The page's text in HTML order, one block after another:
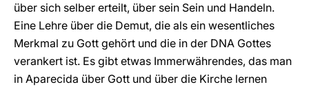
über sich selber erteilt, über sein Sein und Handeln.
Eine Lehre über die Demut, die als ein wesentliches
Merkmal zu Gott gehört und die in der DNA Gottes
verankert ist. Es gibt etwas Immerwährendes, das man
in Aparecida über Gott und über die Kirche lernen